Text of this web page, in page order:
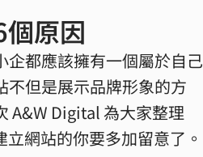
個原因
都應該擁有一個屬於自己
不但是展示品牌形象的方
A&W Digital 為大家整理
網站的你要多加留意了。